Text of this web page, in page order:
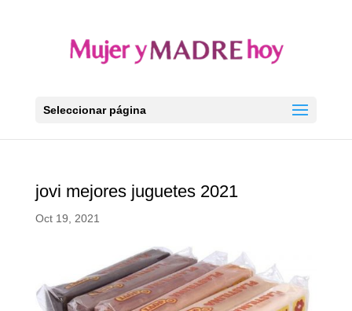
Seleccionar página
jovi mejores juguetes 2021
Oct 19, 2021